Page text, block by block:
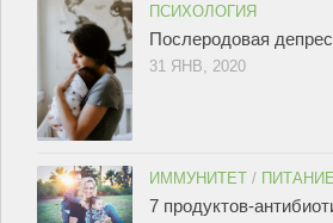
ПСИХОЛОГИЯ
Послеродовая
31 ЯНВ, 2020
ИММУНИТЕТ / ПИТАНИЕ
7 продуктов-